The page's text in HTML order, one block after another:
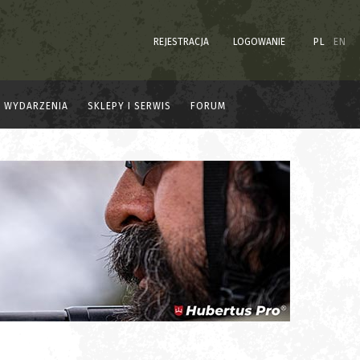
REJESTRACJA LOGOWANIE PL EN
WYDARZENIA SKLEPY I SERWIS FORUM